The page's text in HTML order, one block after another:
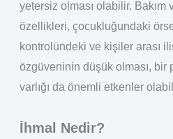
yetersiz olması olabilir.
özellikleri, çocukluğundaki
kontrolündeki ve kişiler arası
özgüveninin düşük olması, bir
varlığı da önemli etkenler
İhmal Nedir?